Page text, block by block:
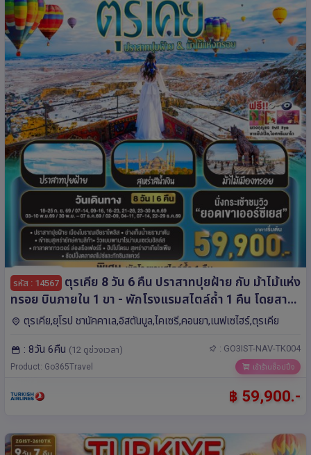
รหัส : 14567 ตุรเคีย 8 วัน 6 คืน ปราสาทปุยฝ้าย กับ ม้าไม้แห่ง
ทรอย บินภายใน 1 ขา - พักโรงแรมสไตล์ถ้ำ 1 คืน โดยสาย
การบิน TURKISH (TK)
ตุรเคีย,ยุโรป ชานัคคาเล,อิสตันบูล,ไคเซรี,คอนยา,เนฟเซไฮร์,ตุรเคีย
: 8วัน 6คืน (12 ดูช่วงเวลา) : GO3IST-NAV-TK004
Product: Go365Travel เข้าร้านช็อปปิ้ง
฿ 59,900.-